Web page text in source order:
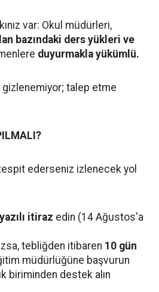
var: Okul müdürleri,
bazındaki ders yükleri ve
duyurmakla yükümlü.
talep etme
ederseniz izlenecek yol
itiraz edin (14 Ağustos'a
tebliğden itibaren 10 gün
müdürlüğüne başvurun
biriminden destek alın